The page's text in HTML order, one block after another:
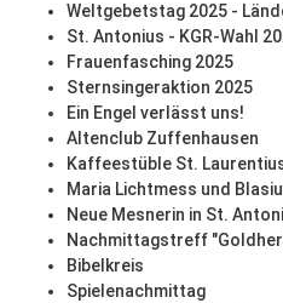
Weltgebetstag 2025 -
St. Antonius - KGR-Wahl
Frauenfasching 2025
Sternsingeraktion 2025
Ein Engel verlässt uns!
Altenclub Zuffenhausen
Kaffeestüble St.
Maria Lichtmess und
Neue Mesnerin in St.
Nachmittagstreff
Bibelkreis
Spielenachmittag